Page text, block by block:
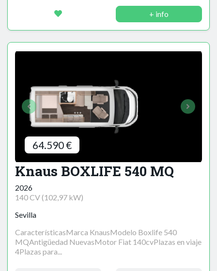
+ info
64.590 €
Knaus BOXLIFE 540 MQ
2026
140 CV (102,97 kW)
Sevilla
CaracterísticasMarca KnausModelo Boxlife 540
MQAntigüedad NuevasMotor Fiat 140cvPlazas en viaje
4Plazas para...